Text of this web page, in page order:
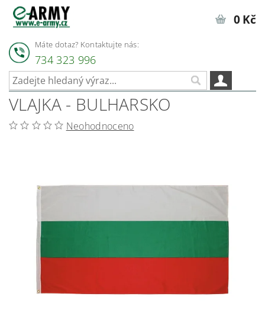
Máte dotaz? Kontaktujte nás:
734 323 996
0 Kč
VLAJKA - BULHARSKO
Neohodnoceno